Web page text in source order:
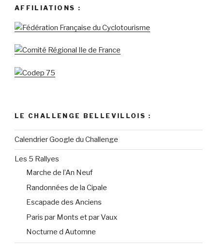
AFFILIATIONS :
LE CHALLENGE BELLEVILLOIS :
Calendrier Google du Challenge
Les 5 Rallyes
Marche de l’An Neuf
Randonnées de la Cipale
Escapade des Anciens
Paris par Monts et par Vaux
Nocturne d Automne